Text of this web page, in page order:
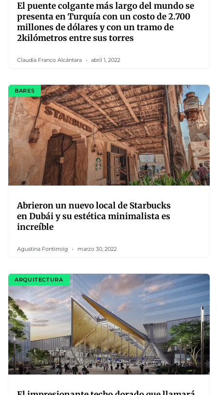
El puente colgante más largo del mundo se
presenta en Turquía con un costo de 2.700
millones de dólares y con un tramo de
2kilómetros entre sus torres
Claudia Franco Alcántara abril 1, 2022
BARES
Abrieron un nuevo local de Starbucks
en Dubái y su estética minimalista es
increíble
Agustina Fontirroig marzo 30, 2022
ARQUITECTURA